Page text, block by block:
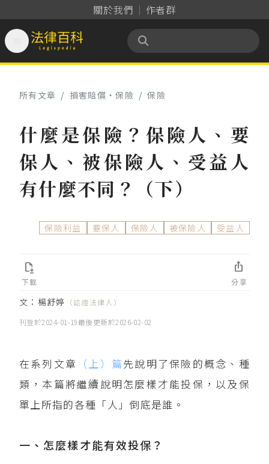
關於我們 作者群
法律百科 Legispedia
所有文章 / 損害賠償‧保險 / 保險
什麼是保險？保險人、要
保人、被保險人、受益人
有什麼不同？（下）
保險利益 要保人 保險人 被保險人 受益人
文： 楊舒婷
（認證法律人）
刊登於2024-01-19最後更新於2026-02-02
在系列文章 （上）篇先說明了保險的概念、種
類，本篇將繼續說明怎麼樣才能投保，以及保
單上所指的各種「人」倒底是誰。
一、怎麼樣才能有效投保？
下載

分享
